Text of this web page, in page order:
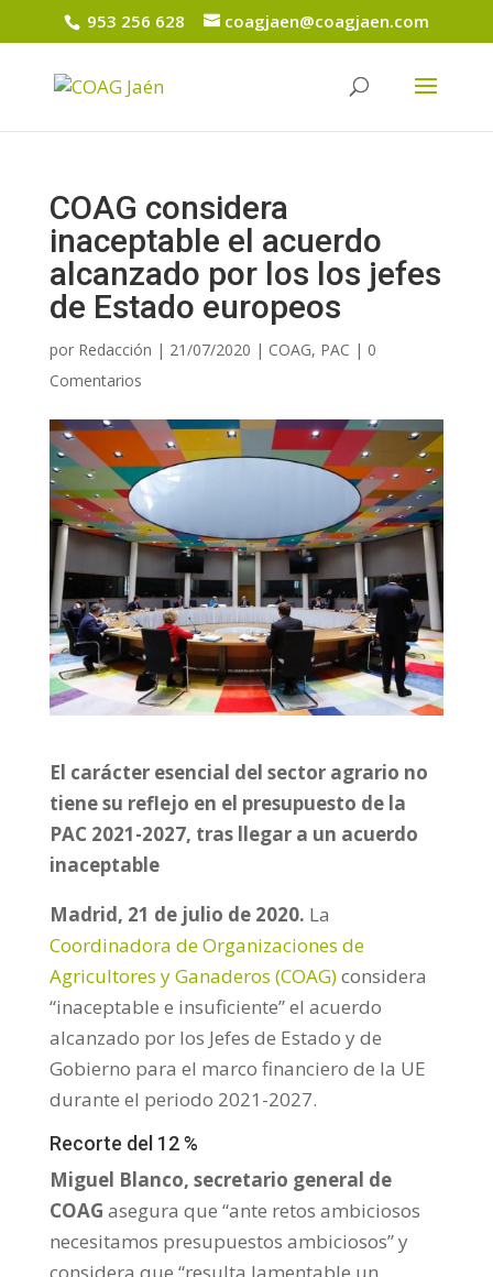
953 256 628 coagjaen@coagjaen.com
COAG considera
inaceptable el acuerdo
alcanzado por los los jefes
de Estado europeos
por Redacción | 21/07/2020 | COAG, PAC | 0
Comentarios
El carácter esencial del sector agrario no
tiene su reflejo en el presupuesto de la
PAC 2021-2027, tras llegar a un acuerdo
inaceptable
Madrid, 21 de julio de 2020. La
Coordinadora de Organizaciones de
Agricultores y Ganaderos (COAG)considera
“inaceptable e insuficiente” el acuerdo
alcanzado por los Jefes de Estado y de
Gobierno para el marco financiero de la UE
durante el periodo 2021-2027.
Recorte del 12 %
Miguel Blanco, secretario general de
COAG asegura que “ante retos ambiciosos
necesitamos presupuestos ambiciosos” y
considera que “resulta lamentable un